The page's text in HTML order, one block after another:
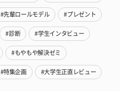
#先輩ロールモデル #プレゼント
#診断 #学生インタビュー
#もやもや解決ゼミ
#特集企画 #大学生正直レビュー